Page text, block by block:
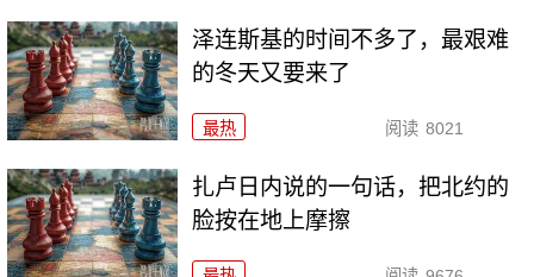
泽连斯基的时间不多了，最艰难
的冬天又要来了
最热 阅读 8021
扎卢日内说的一句话，把北约的
脸按在地上摩擦